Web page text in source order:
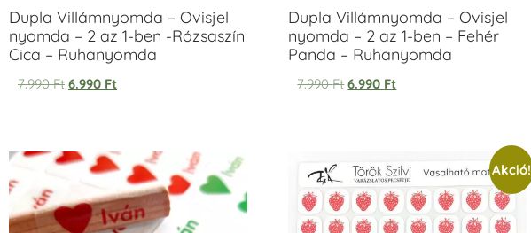
Dupla Villámnyomda – Ovisjel
nyomda – 2 az 1-ben -Rózsaszín
Cica – Ruhanyomda
7.990Ft 6.990 Ft
Dupla Villámnyomda – Ovisjel
nyomda – 2 az 1-ben – Fehér
Panda – Ruhanyomda
7.990Ft 6.990 Ft
Akció!